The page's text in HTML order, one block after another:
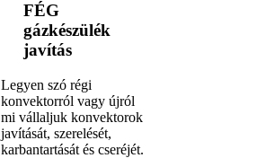
FÉG
gázkészülék
javítás
Legyen szó régi
konvektorról vagy újról
mi vállaljuk konvektorok
javítását, szerelését,
karbantartását és cseréjét.